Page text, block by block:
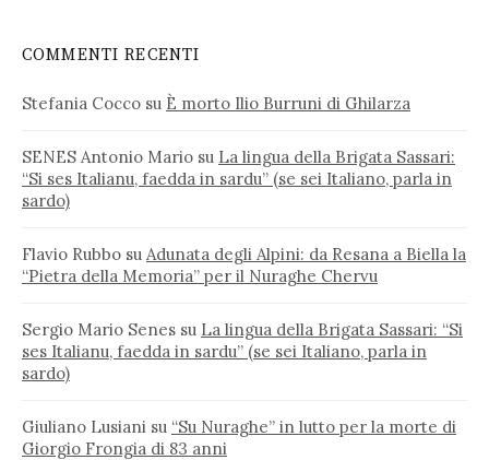
COMMENTI RECENTI
Stefania Cocco su È morto Ilio Burruni di Ghilarza
SENES Antonio Mario su La lingua della Brigata Sassari:
“Si ses Italianu, faedda in sardu” (se sei Italiano, parla in
sardo)
Flavio Rubbo su Adunata degli Alpini: da Resana a Biella la
“Pietra della Memoria” per il Nuraghe Chervu
Sergio Mario Senes su La lingua della Brigata Sassari: “Si
ses Italianu, faedda in sardu” (se sei Italiano, parla in
sardo)
Giuliano Lusiani su “Su Nuraghe” in lutto per la morte di
Giorgio Frongia di 83 anni